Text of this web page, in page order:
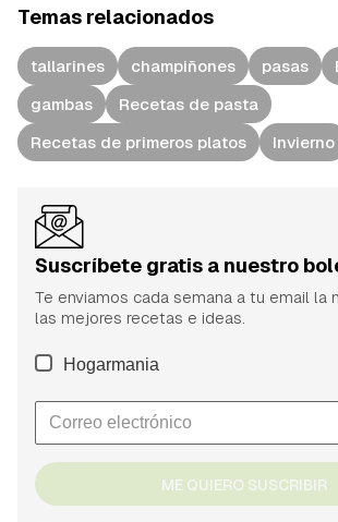
Temas relacionados
tallarines champiñones pasas
gambas
Recetas de pasta
Recetas de primeros platos
Invierno
Suscríbete gratis a nuestro
Te enviamos cada semana a tu email la
las mejores recetas e ideas.
Hogarmania
ME QUIERO SUSCRIBIR